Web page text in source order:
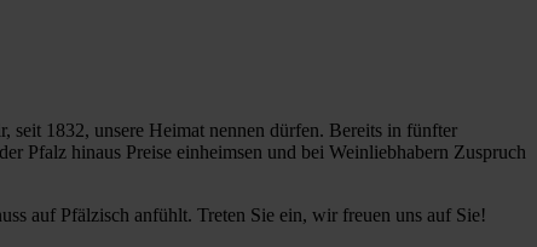
seit 1832, unsere Heimat nennen dürfen. Bereits in fünfter
Pfalz hinaus Preise einheimsen und bei Weinliebhabern Zuspruch
auf Pfälzisch anfühlt. Treten Sie ein, wir freuen uns auf Sie!